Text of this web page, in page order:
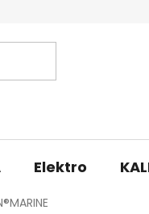
Elektro